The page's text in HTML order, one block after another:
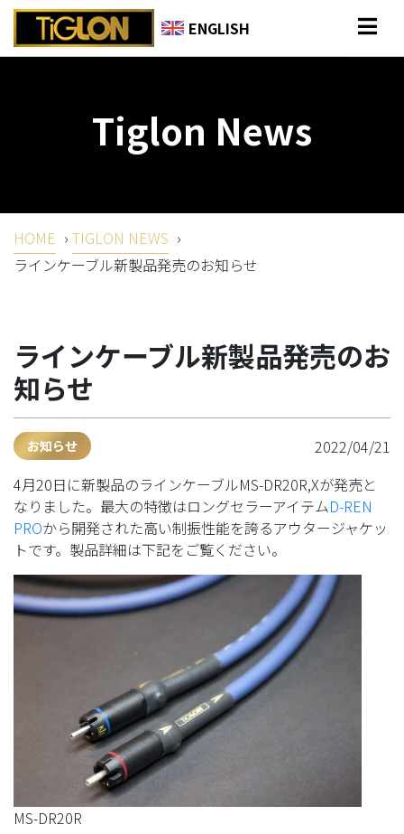
ENGLISH
Tiglon News
HOME › TIGLON NEWS ›
ラインケーブル新製品発売のお知らせ
ラインケーブル新製品発売のお
知らせ
お知らせ
2022/04/21
4月20日に新製品のラインケーブルMS-DR20R,Xが発売と
なりました。最大の特徴はロングセラーアイテムD-REN
PROから開発された高い制振性能を誇るアウタージャケッ
トです。製品詳細は下記をご覧ください。
MS-DR20R